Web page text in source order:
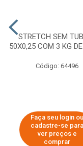
STRETCH SEM
50X0,25 COM 3 KG
Código: 64496
Faça seu login ou
cadastre-se para
ver preços e
comprar